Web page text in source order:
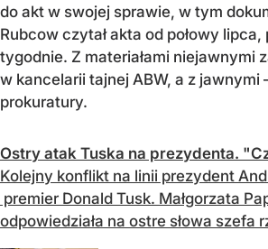
do akt w swojej sprawie, w tym
Rubcow czytał akta od połowy lipca,
tygodnie. Z materiałami niejawnymi
w kancelarii tajnej ABW, a z jawnymi
prokuratury.
Ostry atak Tuska na prezydenta.
Kolejny konflikt na linii prezydent
premier Donald Tusk. Małgorzata
odpowiedziała na ostre słowa szefa